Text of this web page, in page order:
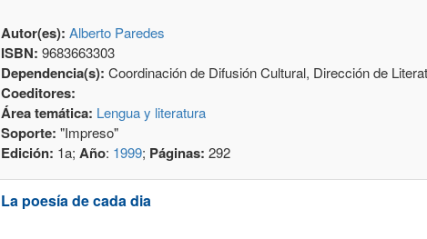
Autor(es): Alberto Paredes
ISBN: 9683663303
Dependencia(s): Coordinación de Difusión Cultural, Dirección de
Coeditores:
Área temática: Lengua y literatura
Soporte: "Impreso"
Edición: 1a; Año: 1999; Páginas: 292
La poesía de cada dia